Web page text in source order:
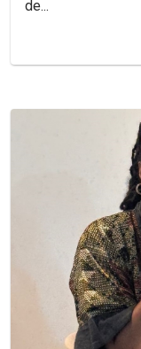
de...